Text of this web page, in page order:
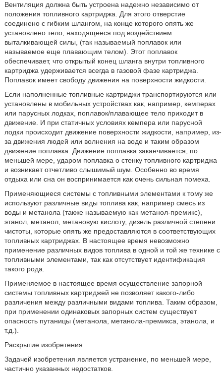
Вентиляция должна быть устроена надежно независимо от
положения топливного картриджа. Для этого отверстие
соединено с гибким шлангом, на конце которого опять же
установлено тело, находящееся под воздействием
выталкивающей силы, (так называемый поплавок или
называемое еще плавающим телом). Этот поплавок
обеспечивает, что открытый конец шланга внутри топливного
картриджа удерживается всегда в газовой фазе картриджа.
Поплавок имеет свободу движения на поверхности жидкости.
Если наполненные топливные картриджи транспортируются или
установлены в мобильных устройствах как, например, кемперах
или парусных лодках, поплавок/плавающее тело приходит в
движение. И при статичных условиях кемпера или парусной
лодки происходит движение поверхности жидкости, например, из-
за движения людей или волнения на воде и таким образом
движение поплавка. Движение поплавка заканчивается, по
меньшей мере, ударом поплавка о стенку топливного картриджа
и возникает отчетливо слышимый шум. Особенно во время
отдыха или сна он воспринимается как очень сильная помеха.
Применяющиеся системы с топливными элементами к тому же
используют различные виды топлива как, например смесь из
воды и метанола (также называемую как метанол-премикс),
этанол, метанол, метановую кислоту, дизель различной степени
чистоты, которые опять же предоставляются в соответствующих
топливных картриджах. В настоящее время невозможно
применение различных видов топлива в одной и той же технике с
топливными элементами, так как отсутствует идентификация
такого рода.
Применяемое в настоящее время осуществление запорной
системы топливных картриджей не позволяет какого-либо
различения между различными видами топлива. Таким образом,
при применении одинаковых запорных систем существует
опасность путаницы (метанола, метанола-премикса, этанола, и
т.д.).
Раскрытие изобретения
Задачей изобретения является устранение, по меньшей мере,
частично указанных недостатков.